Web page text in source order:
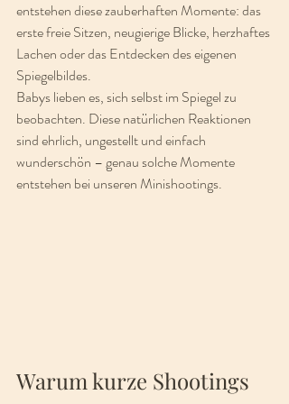
entstehen diese zauberhaften Momente: das
erste freie Sitzen, neugierige Blicke, herzhaftes
Lachen oder das Entdecken des eigenen
Spiegelbildes.
Babys lieben es, sich selbst im Spiegel zu
beobachten. Diese natürlichen Reaktionen
sind ehrlich, ungestellt und einfach
wunderschön – genau solche Momente
entstehen bei unseren Minishootings.
Warum kurze Shootings